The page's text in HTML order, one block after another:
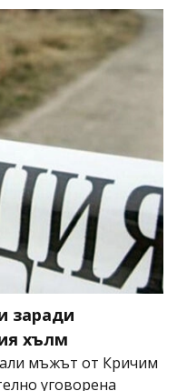
заради
хълм
мъжът от Кричим
уговорена